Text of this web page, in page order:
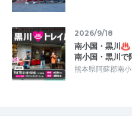
2026/9/18
南小国・黒川♨
南小国・黒川で
熊本県阿蘇郡南